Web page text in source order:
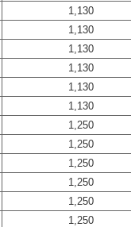
1,130
1,130
1,130
1,130
1,130
1,130
1,250
1,250
1,250
1,250
1,250
1,250